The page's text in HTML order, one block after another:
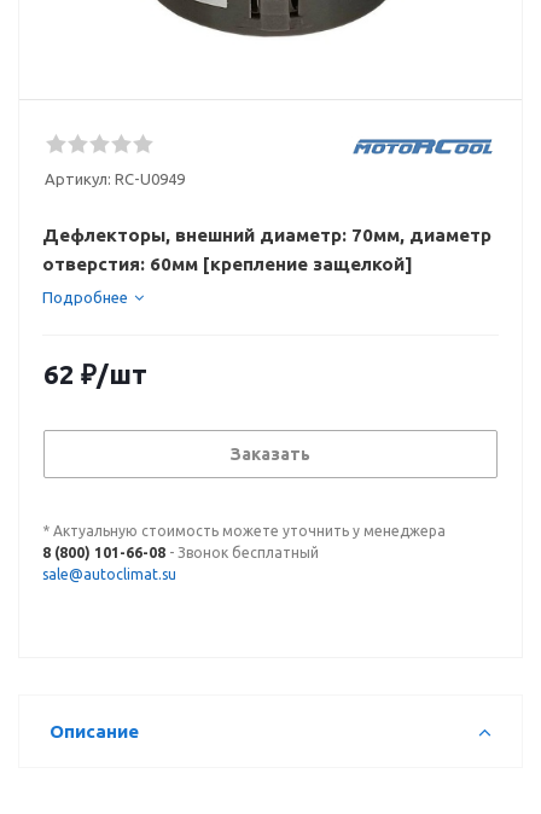
Артикул: RC-U0949
Дефлекторы, внешний диаметр: 70мм, диаметр
отверстия: 60мм [крепление защелкой]
Подробнее
62 ₽/шт
Заказать
* Актуальную стоимость можете уточнить у менеджера
8 (800) 101-66-08 - Звонок бесплатный
sale@autoclimat.su
Описание